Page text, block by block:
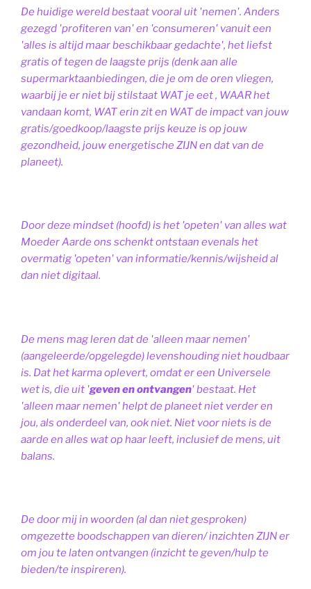
De huidige wereld bestaat vooral uit 'nemen'. Anders
gezegd 'profiteren van' en 'consumeren' vanuit een
'alles is altijd maar beschikbaar gedachte', het liefst
gratis of tegen de laagste prijs (denk aan alle
supermarktaanbiedingen, die je om de oren vliegen,
waarbij je er niet bij stilstaat WAT je eet , WAAR het
vandaan komt, WAT erin zit en WAT de impact van jouw
gratis/goedkoop/laagste prijs keuze is op jouw
gezondheid, jouw energetische ZIJN en dat van de
planeet).
Door deze mindset (hoofd) is het 'opeten' van alles wat
Moeder Aarde ons schenkt ontstaan evenals het
overmatig 'opeten' van informatie/kennis/wijsheid al
dan niet digitaal.
De mens mag leren dat de 'alleen maar nemen'
(aangeleerde/opgelegde) levenshouding niet houdbaar
is. Dat het karma oplevert, omdat er een Universele
wet is, die uit 'geven en ontvangen' bestaat. Het
'alleen maar nemen' helpt de planeet niet verder en
jou, als onderdeel van, ook niet. Niet voor niets is de
aarde en alles wat op haar leeft, inclusief de mens, uit
balans.
De door mij in woorden (al dan niet gesproken)
omgezette boodschappen van dieren/ inzichten ZIJN er
om jou te laten ontvangen (inzicht te geven/hulp te
bieden/te inspireren).